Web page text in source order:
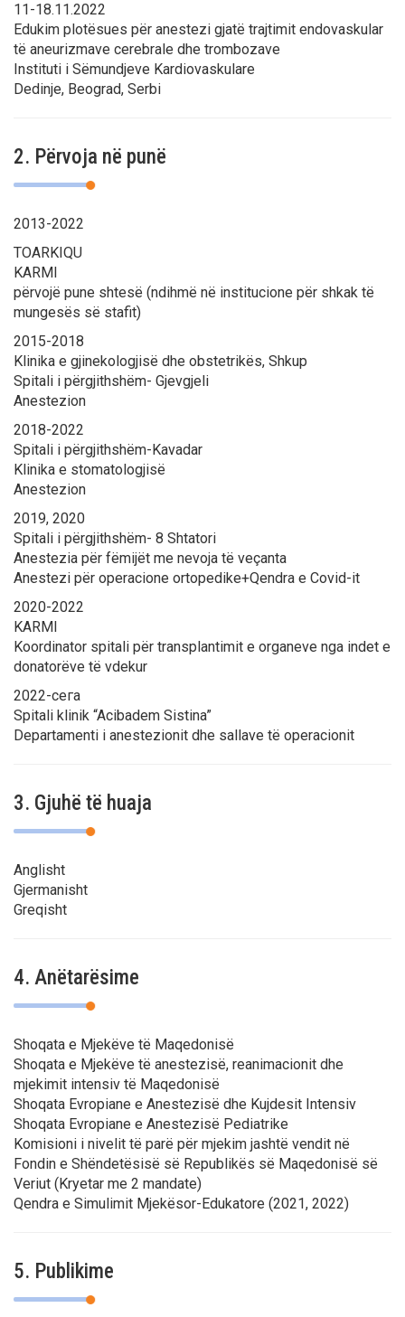
11-18.11.2022
Edukim plotësues për anestezi gjatë trajtimit endovaskular
të aneurizmave cerebrale dhe trombozave
Instituti i Sëmundjeve Kardiovaskulare
Dedinje, Beograd, Serbi
2. Përvoja në punë
2013-2022
TOARKIQU
KARMI
përvojë pune shtesë (ndihmë në institucione për shkak të
mungesës së stafit)
2015-2018
Klinika e gjinekologjisë dhe obstetrikës, Shkup
Spitali i përgjithshëm- Gjevgjeli
Anestezion
2018-2022
Spitali i përgjithshëm-Kavadar
Klinika e stomatologjisë
Anestezion
2019, 2020
Spitali i përgjithshëm- 8 Shtatori
Anestezia për fëmijët me nevoja të veçanta
Anestezi për operacione ortopedike+Qendra e Covid-it
2020-2022
KARMI
Koordinator spitali për transplantimit e organeve nga indet e
donatorëve të vdekur
2022-сега
Spitali klinik “Acibadem Sistina”
Departamenti i anestezionit dhe sallave të operacionit
3. Gjuhë të huaja
Anglisht
Gjermanisht
Greqisht
4. Anëtarësime
Shoqata e Mjekëve të Maqedonisë
Shoqata e Mjekëve të anestezisë, reanimacionit dhe
mjekimit intensiv të Maqedonisë
Shoqata Evropiane e Anestezisë dhe Kujdesit Intensiv
Shoqata Evropiane e Anestezisë Pediatrike
Komisioni i nivelit të parë për mjekim jashtë vendit në
Fondin e Shëndetësisë së Republikës së Maqedonisë së
Veriut (Kryetar me 2 mandate)
Qendra e Simulimit Mjekësor-Edukatore (2021, 2022)
5. Publikime